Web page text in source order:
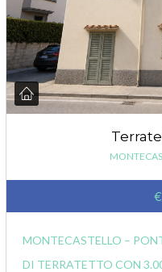
MONTECASTELLO –
DI TERRATETTO CON